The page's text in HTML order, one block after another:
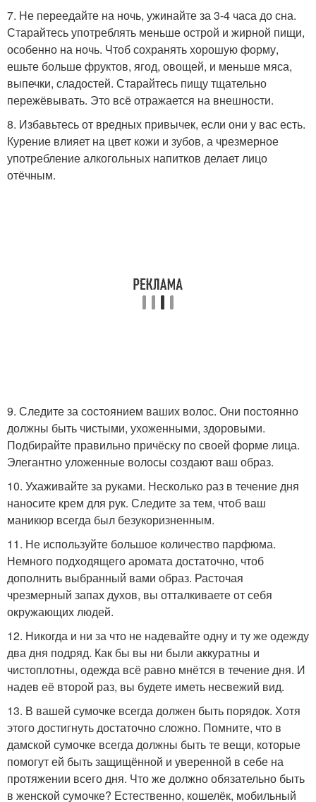
7. Не переедайте на ночь, ужинайте за 3-4 часа до сна.
Старайтесь употреблять меньше острой и жирной пищи,
особенно на ночь. Чтоб сохранять хорошую форму,
ешьте больше фруктов, ягод, овощей, и меньше мяса,
выпечки, сладостей. Старайтесь пищу тщательно
пережёвывать. Это всё отражается на внешности.
8. Избавьтесь от вредных привычек, если они у вас есть.
Курение влияет на цвет кожи и зубов, а чрезмерное
употребление алкогольных напитков делает лицо
отёчным.
9. Следите за состоянием ваших волос. Они постоянно
должны быть чистыми, ухоженными, здоровыми.
Подбирайте правильно причёску по своей форме лица.
Элегантно уложенные волосы создают ваш образ.
10. Ухаживайте за руками. Несколько раз в течение дня
наносите крем для рук. Следите за тем, чтоб ваш
маникюр всегда был безукоризненным.
11. Не используйте большое количество парфюма.
Немного подходящего аромата достаточно, чтоб
дополнить выбранный вами образ. Расточая
чрезмерный запах духов, вы отталкиваете от себя
окружающих людей.
12. Никогда и ни за что не надевайте одну и ту же одежду
два дня подряд. Как бы вы ни были аккуратны и
чистоплотны, одежда всё равно мнётся в течение дня. И
надев её второй раз, вы будете иметь несвежий вид.
13. В вашей сумочке всегда должен быть порядок. Хотя
этого достигнуть достаточно сложно. Помните, что в
дамской сумочке всегда должны быть те вещи, которые
помогут ей быть защищённой и уверенной в себе на
протяжении всего дня. Что же должно обязательно быть
в женской сумочке? Естественно, кошелёк, мобильный